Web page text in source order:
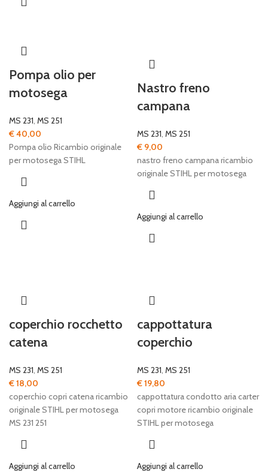
Pompa olio per
motosega
MS 231, MS 251
€40,00
Pompa olio Ricambio originale
per motosega STIHL
Aggiungi al carrello
Nastro freno
campana
MS 231, MS 251
€ 9,00
nastro freno campana ricambio
originale STIHL per motosega
Aggiungi al carrello
coperchio rocchetto
catena
MS 231, MS 251
€18,00
coperchio copri catena ricambio
originale STIHL per motosega
MS 231 251
Aggiungi al carrello
cappottatura
coperchio
MS 231, MS 251
€19,80
cappottatura condotto aria carter
copri motore ricambio originale
STIHL per motosega
Aggiungi al carrello